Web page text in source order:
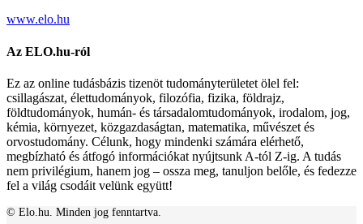
www.elo.hu
Az ELO.hu-ról
Ez az online tudásbázis tizenöt tudományterületet ölel fel:
csillagászat, élettudományok, filozófia, fizika, földrajz,
földtudományok, humán- és társadalomtudományok, irodalom, jog,
kémia, környezet, közgazdaságtan, matematika, művészet és
orvostudomány. Célunk, hogy mindenki számára elérhető,
megbízható és átfogó információkat nyújtsunk A-tól Z-ig. A tudás
nem privilégium, hanem jog – ossza meg, tanuljon belőle, és fedezze
fel a világ csodáit velünk együtt!
© Elo.hu. Minden jog fenntartva.